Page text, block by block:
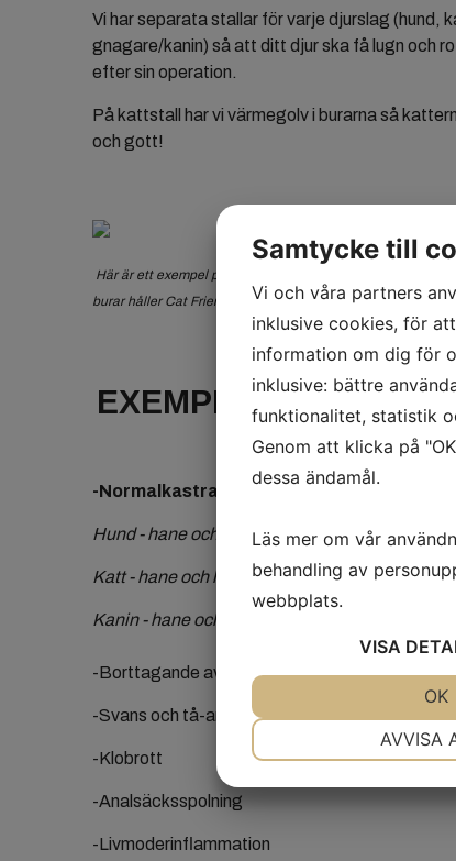
Vi har separata stallar för varje djurslag (hund,
gnagare/kanin) så att ditt djur ska få lugn och
efter sin operation.
På kattstall har vi värmegolv i burarna så
och gott!
Här är ett exempel på en av våra kattburar inne på kattstall.
burar håller Cat Friendly guldstandard!
EXEMPEL PÅ
UTFÖR
-Normalkastration
Hund - hane och tik
Katt - hane och hona
Kanin - hane och hona
-Borttagande av knöl
-Svans och tå-amputationer
-Klobrott
-Analsäcksspolning
-Livmoderinflammation
Samtycke till
Vi och våra partners
inklusive cookies, för
information om dig för
inklusive: bättre
funktionalitet, statistik
Genom att klicka på
dessa ändamål.
Läs mer om vår
behandling av
webbplats.
VISA
AVVISA
OK